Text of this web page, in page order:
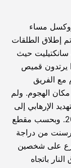
مساء
تم إطلاق الطلقات
ساحة سانكتيليت حيث
يرتدون قميص
مع الفريق
الهجوم. ولم
الإرهابي إلى
المستوى الرابع، وهو الأعلى منذ هجمات 2016. وبحسب مقطع
من دراجة
على شخصين
باتجاه